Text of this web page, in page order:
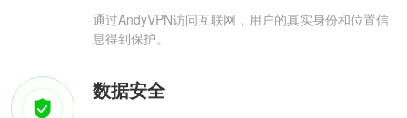
通过AndyVPN访问互联网，用户的真实身份和位置信
息得到保护。
数据安全